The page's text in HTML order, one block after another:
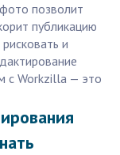
позволит
публикацию
и
с Workzilla — это